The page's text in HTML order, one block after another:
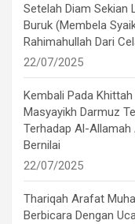
Setelah Diam Sekian
Buruk (Membela
Rahimahullah Dari
22/07/2025
Kembali Pada
Masyayikh Darmuz
Terhadap Al-Allamah
Bernilai
22/07/2025
Thariqah Arafat
Berbicara Dengan